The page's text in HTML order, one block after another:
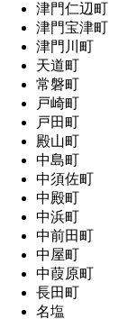
津門仁辺町
津門宝津町
津門川町
天道町
常磐町
戸崎町
戸田町
殿山町
中島町
中須佐町
中殿町
中浜町
中前田町
中屋町
中葭原町
長田町
名塩